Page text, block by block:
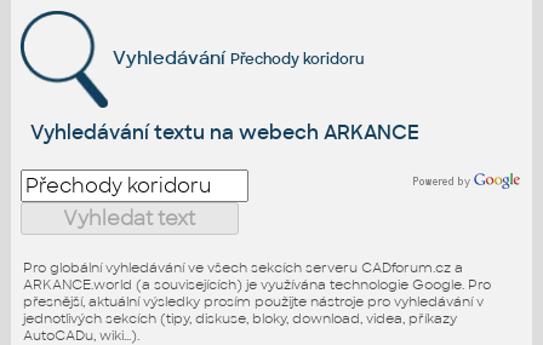
Vyhledávání Přechody koridoru
Vyhledávání textu na webech ARKANCE
Pro globální vyhledávání ve všech sekcích serveru CADforum.cz a
ARKANCE.world (a souvisejících) je využívána technologie Google. Pro
přesnější, aktuální výsledky prosím použijte nástroje pro vyhledávání v
jednotlivých sekcích (tipy, diskuse, bloky, download, videa, příkazy
AutoCADu, wiki...).